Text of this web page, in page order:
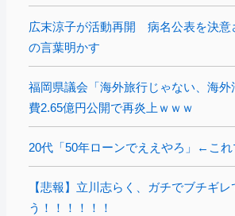
広末涼子が活動再開 病名公表を決意
の言葉明かす
福岡県議会「海外旅行じゃない、海
費2.65億円公開で再炎上ｗｗｗ
20代「50年ローンでええやろ」←これ
【悲報】立川志らく、ガチでブチギレ
う！！！！！！